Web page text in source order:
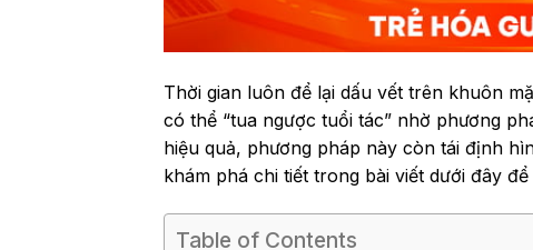
Thời gian luôn để lại dấu vết trên khuôn
có thể “tua ngược tuổi tác” nhờ phương
hiệu quả, phương pháp này còn tái định
khám phá chi tiết trong bài viết dưới đây
Table of Contents